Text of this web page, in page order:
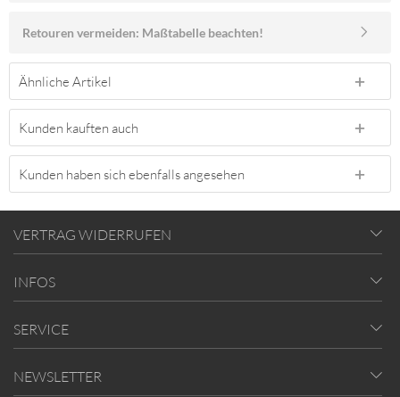
Retouren vermeiden: Maßtabelle beachten!
Ähnliche Artikel
Kunden kauften auch
Kunden haben sich ebenfalls angesehen
VERTRAG WIDERRUFEN
INFOS
SERVICE
NEWSLETTER